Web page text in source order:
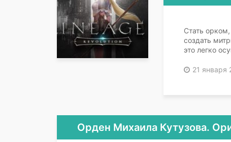
Стать
создать
это легко
21 января
Орден Михаила Кутузова.